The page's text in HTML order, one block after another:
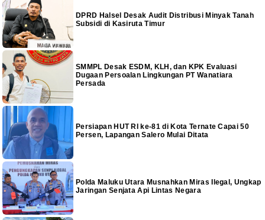
DPRD Halsel Desak Audit Distribusi Minyak Tanah
Subsidi di Kasiruta Timur
SMMPL Desak ESDM, KLH, dan KPK Evaluasi
Dugaan Persoalan Lingkungan PT Wanatiara
Persada
Persiapan HUT RI ke-81 di Kota Ternate Capai 50
Persen, Lapangan Salero Mulai Ditata
Polda Maluku Utara Musnahkan Miras Ilegal, Ungkap
Jaringan Senjata Api Lintas Negara